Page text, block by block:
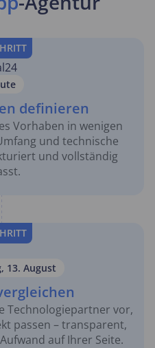
definieren
Vorhaben in wenigen
und technische
und vollständig
13. August
Technologiepartner vor,
passen – transparent,
auf Ihrer Seite.